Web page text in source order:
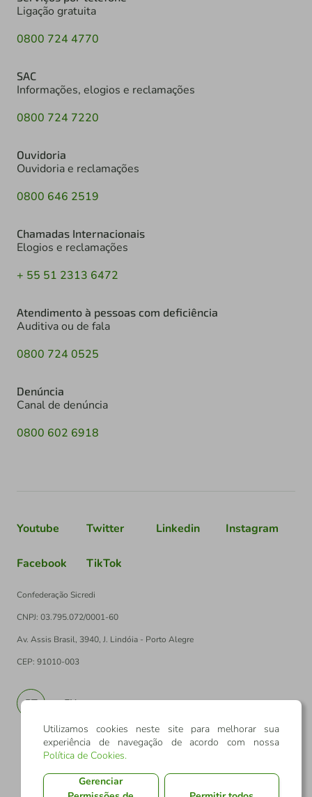
Ligação gratuita
0800 724 4770
SAC
Informações, elogios e reclamações
0800 724 7220
Ouvidoria
Ouvidoria e reclamações
0800 646 2519
Chamadas Internacionais
Elogios e reclamações
+ 55 51 2313 6472
Atendimento à pessoas com deficiência
Auditiva ou de fala
0800 724 0525
Denúncia
Canal de denúncia
0800 602 6918
Youtube Twitter Linkedin Instagram
Facebook TikTok
Confederação Sicredi
CNPJ: 03.795.072/0001-60
Av. Assis Brasil, 3940, J. Lindóia - Porto Alegre
CEP: 91010-003
PT
EN
Utilizamos cookies neste site para melhorar sua
experiência de navegação de acordo com nossa
Política de Cookies.
Gerenciar